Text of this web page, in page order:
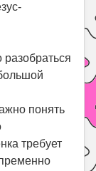
понять
требует